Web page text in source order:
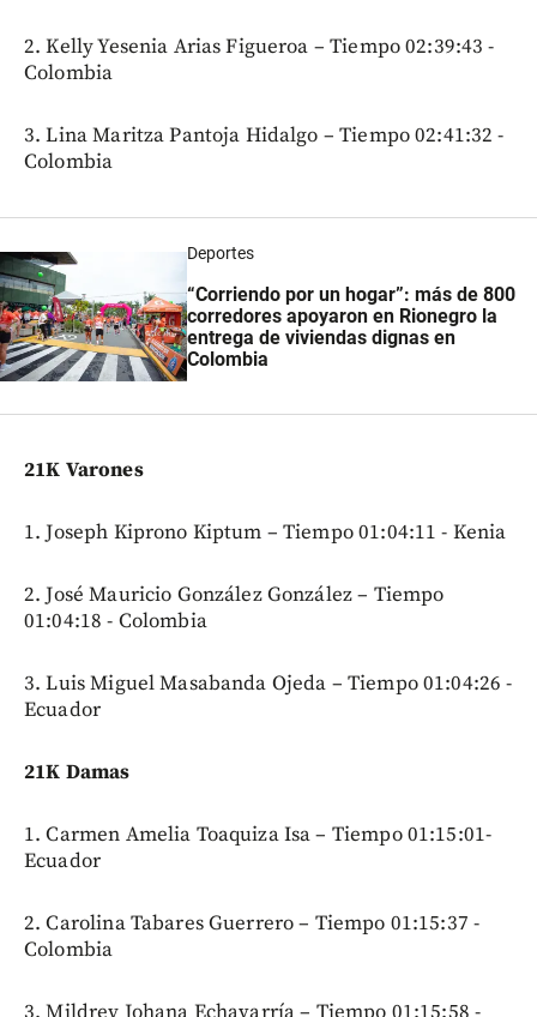
2. Kelly Yesenia Arias Figueroa – Tiempo 02:39:43 -
Colombia
3. Lina Maritza Pantoja Hidalgo – Tiempo 02:41:32 -
Colombia
Deportes
“Corriendo por un hogar”: más de 800
corredores apoyaron en Rionegro la
entrega de viviendas dignas en
Colombia
21K Varones
1. Joseph Kiprono Kiptum – Tiempo 01:04:11 - Kenia
2. José Mauricio González González – Tiempo
01:04:18 - Colombia
3. Luis Miguel Masabanda Ojeda – Tiempo 01:04:26 -
Ecuador
21K Damas
1. Carmen Amelia Toaquiza Isa – Tiempo 01:15:01-
Ecuador
2. Carolina Tabares Guerrero – Tiempo 01:15:37 -
Colombia